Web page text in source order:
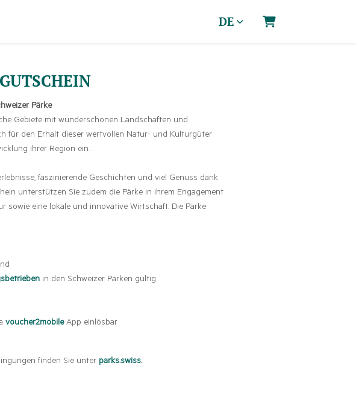
DE Warenkorb
Pärke
Gebiete mit wunderschönen Landschaften und
für den Erhalt dieser wertvollen Natur- und Kulturgüter
ihrer Region ein.
faszinierende Geschichten und viel Genuss dank
unterstützen Sie zudem die Pärke in ihrem Engagement
sowie eine lokale und innovative Wirtschaft. Die Pärke
in den Schweizer Pärken gültig
voucher2mobileApp einlösbar
finden Sie unter parks.swiss.